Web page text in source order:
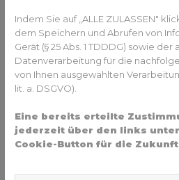
Dabei geht es darum, die
und Lippen wiederherzustellen
Zungenruhelage dauerhaft zu
Erst dadurch kann die Zunge ihre
Wachstums- und
Indem Sie auf „ALLE ZULASSEN"
dem Speichern und Abrufen von
Gerät (§ 25 Abs. 1 TDDDG) sowie
Datenverarbeitung für die
von Ihnen ausgewählten
lit. a. DSGVO).
Eine bereits erteilte
jederzeit über den links
Cookie-Button für die